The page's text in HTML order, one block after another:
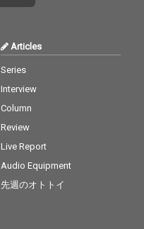
Articles
Series
Interview
Column
Review
Live Report
Audio Equipment
先週のオトトイ